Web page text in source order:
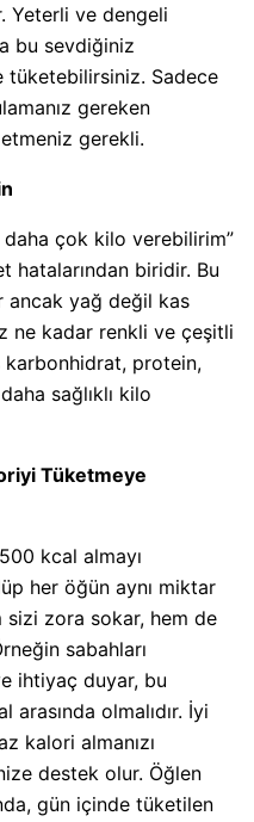
Yeterli ve dengeli
bu sevdiğiniz
Sadece
gereken
gerekli.
daha çok kilo verebilirim”
hatalarından biridir. Bu
ancak yağ değil kas
ne kadar renkli ve çeşitli
protein,
sağlıklı kilo
Tüketmeye
kcal almayı
her öğün aynı miktar
sizi zora sokar, hem de
sabahları
ihtiyaç duyar, bu
olmalıdır. İyi
kalori almanızı
destek olur. Öğlen
gün içinde tüketilen